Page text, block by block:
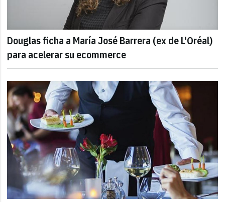
Douglas ficha a María José Barrera (ex de L'Oréal)
para acelerar su ecommerce